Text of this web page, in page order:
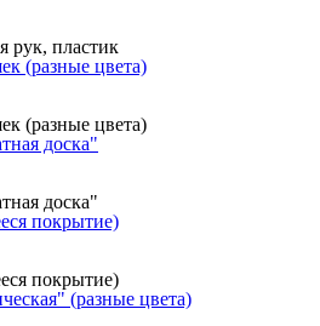
рук, пластик
(разные цвета)
(разные цвета)
доска"
доска"
покрытие)
покрытие)
(разные цвета)